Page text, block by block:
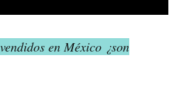
en México ¿son